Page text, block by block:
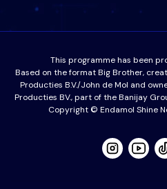
This programme has been
Based on the format Big Brother,
Producties B.V./John de Mol and
Producties BV., part of the Banijay
Copyright © Endamol Shine